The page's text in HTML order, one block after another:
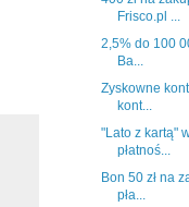
Frisco.pl ...
2,5% do 100
Ba...
Zyskowne
kont...
"Lato z kartą"
płatnoś...
Bon 50 zł na
pła...